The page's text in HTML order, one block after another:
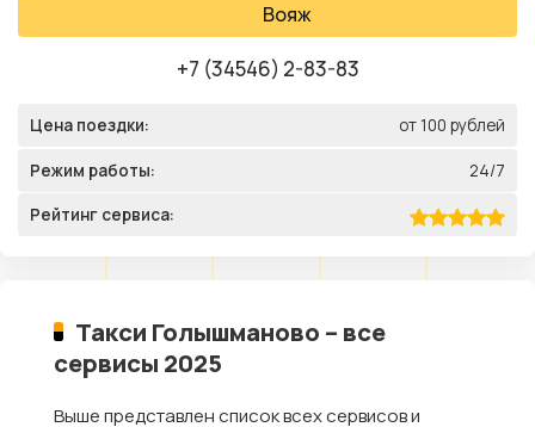
Вояж
+7 (34546) 2-83-83
Цена поездки: от 100 рублей
Режим работы: 24/7
Рейтинг сервиса:
Такси Голышманово – все
сервисы 2025
Выше представлен список всех сервисов и